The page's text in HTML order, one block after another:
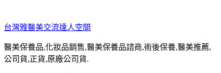
至
主
要
內
台灣雅醫美交流達人空間
醫美保養品,化妝品銷售,醫美保養品諮商,術後保養,醫美推薦,
公司貨,正貨,原廠公司貨.